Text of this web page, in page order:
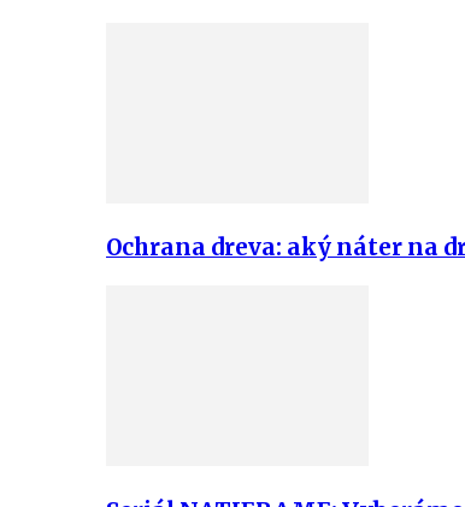
Ochrana dreva: aký náter na